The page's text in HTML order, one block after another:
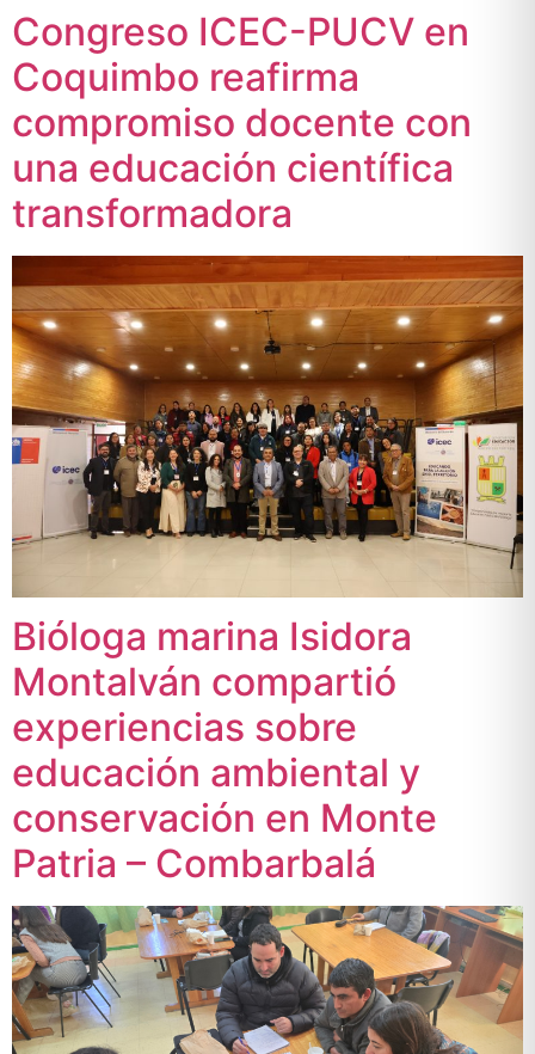
Congreso ICEC-PUCV en
Coquimbo reafirma
compromiso docente con
una educación científica
transformadora
Bióloga marina Isidora
Montalván compartió
experiencias sobre
educación ambiental y
conservación en Monte
Patria – Combarbalá